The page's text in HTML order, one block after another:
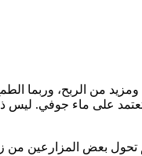
من الربح، وربما
تعتمد على ماء
بعض المزارعين من